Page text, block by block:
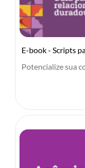
E-book - Scripts
Potencialize sua